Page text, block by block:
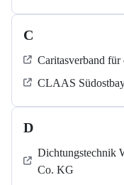
C
Caritasverband für
CLAAS
D
Dichtungstechnik
Co. KG